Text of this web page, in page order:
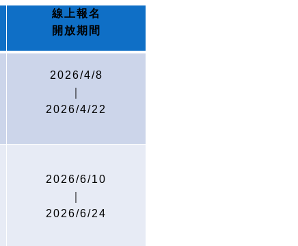
線上報名
開放期間
2026/4/8
2026/4/22
2026/6/10
2026/6/24